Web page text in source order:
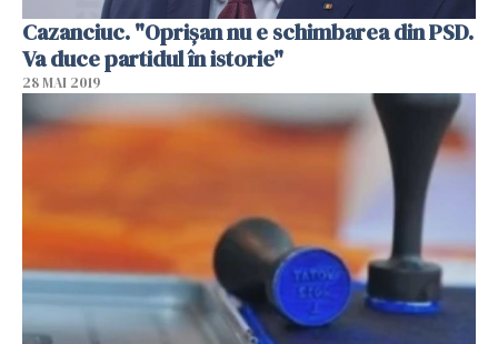
Cazanciuc. "Oprişan nu e schimbarea din PSD.
Va duce partidul în istorie"
28 MAI 2019